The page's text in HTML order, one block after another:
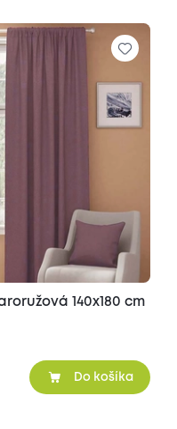
140x180 cm
Do košíka